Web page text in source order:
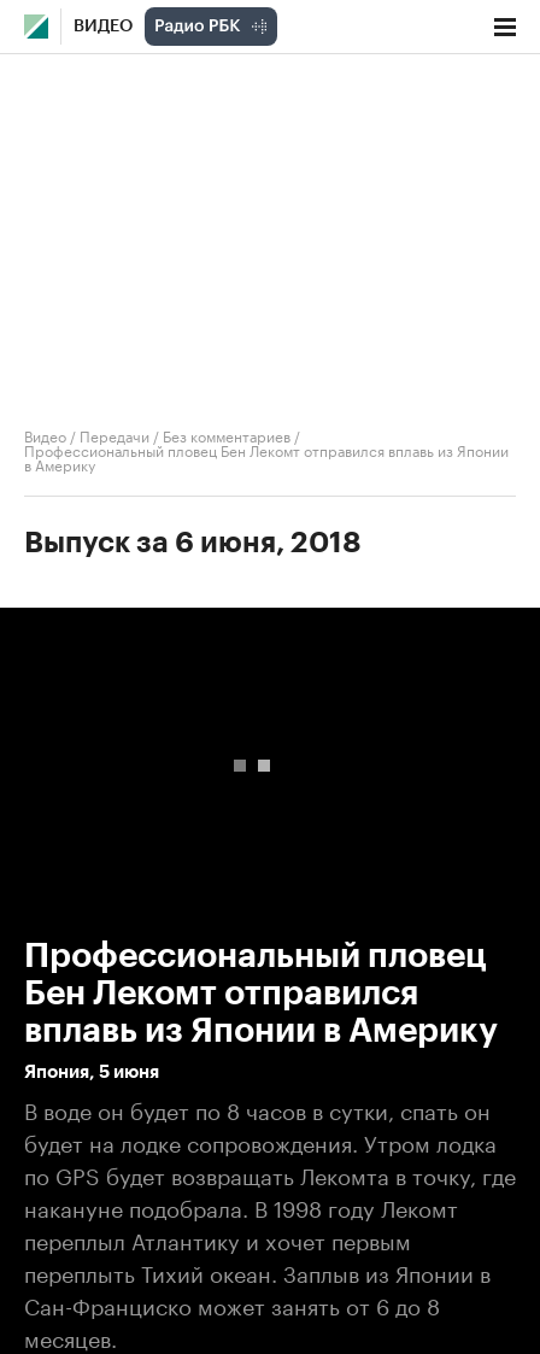
ВИДЕО
Видео / Передачи / Без комментариев /
Профессиональный пловец Бен Лекомт отправился вплавь из Японии
в Америку
Выпуск за 6 июня, 2018
Профессиональный пловец
Бен Лекомт отправился
вплавь из Японии в Америку
Япония, 5 июня
В воде он будет по 8 часов в сутки, спать он
будет на лодке сопровождения. Утром лодка
по GPS будет возвращать Лекомта в точку, где
накануне подобрала. В 1998 году Лекомт
переплыл Атлантику и хочет первым
переплыть Тихий океан. Заплыв из Японии в
Сан-Франциско может занять от 6 до 8
месяцев.